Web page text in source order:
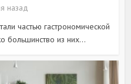
назад
частью гастрономической
большинство из них...